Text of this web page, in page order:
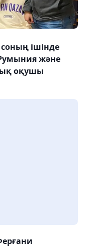
соның ішінде
және
оқушы